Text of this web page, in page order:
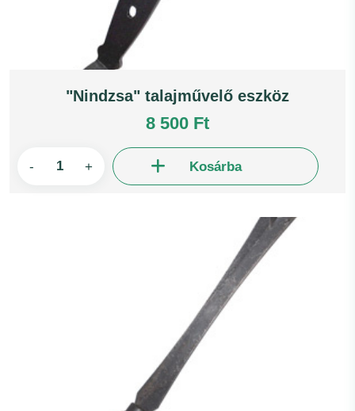
"Nindzsa" talajművelő eszköz
8 500 Ft
- + Kosárba